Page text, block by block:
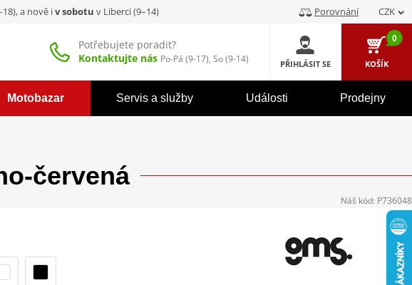
a nově iv sobotu v Liberci (9–14) Porovnání CZK
Potřebujete poradit?
Kontaktujte nás Po-Pá (9-17), So (9-14) PŘIHLÁSIT SE
0
KOŠÍK
Motobazar Servis a služby Události Prodejny
červená
Náš kód: P736048